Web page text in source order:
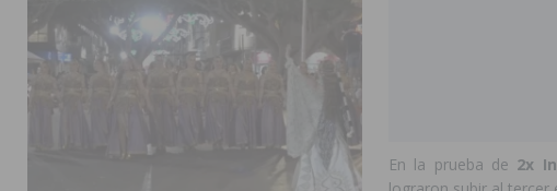
En la prueba de 2x